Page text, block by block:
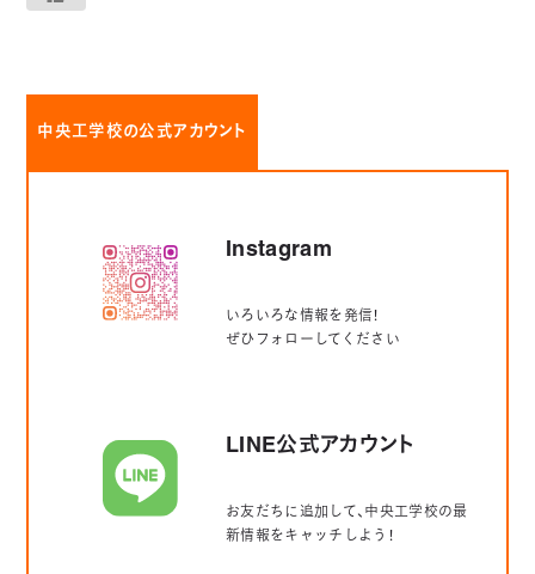
中央工学校の公式アカウント
Instagram
いろいろな情報を発信！
ぜひフォローしてください
LINE公式アカウント
お友だちに追加して、中央工学校の最
新情報をキャッチしよう！